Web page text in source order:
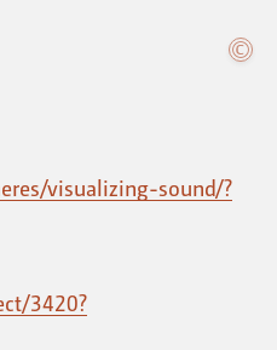
visualizing-sound/?
3420?